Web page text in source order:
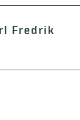
Fredrik